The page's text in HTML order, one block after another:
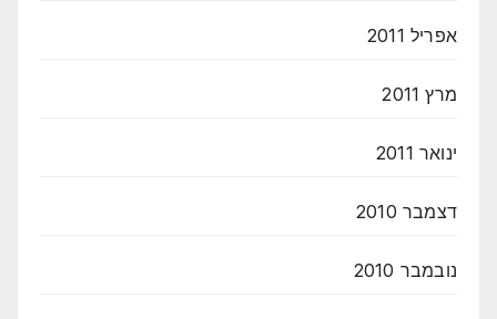
אפריל 2011
מרץ 2011
ינואר 2011
דצמבר 2010
נובמבר 2010